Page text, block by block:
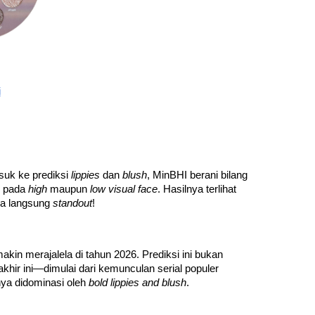
ke prediksi lippies dan blush, MinBHI berani bilang
high maupun low visual face. Hasilnya terlihat
langsung standout!
merajalela di tahun 2026. Prediksi ini bukan
ini—dimulai dari kemunculan serial populer
didominasi oleh bold lippies and blush.